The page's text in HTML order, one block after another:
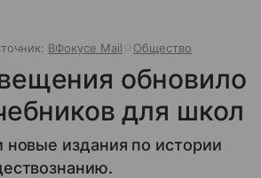
ВФокусе Mail Общество
обновило
для школ
новые издания по истории